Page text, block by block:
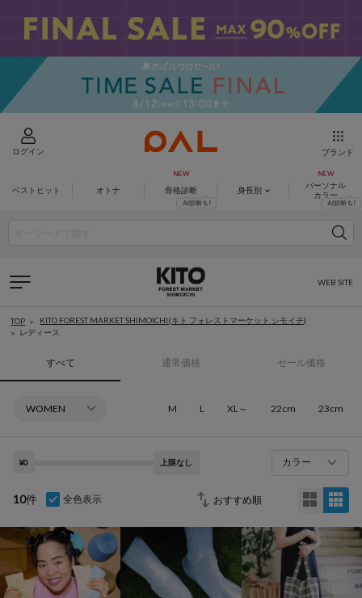
ログイン ブランド
ベストヒット オトナ 骨格診断 身長別
パーソナル
カラー
WEB SITE
TOP
KITO FOREST MARKET SHIMOICHI(キト フォレストマーケット シモイチ)
レディース
すべて 通常価格 セール価格
M L XL～ 22cm 23cm
¥0 上限なし カラー
10件 全色表示